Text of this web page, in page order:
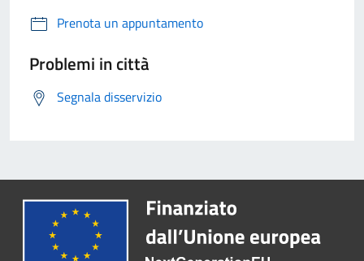
Prenota un appuntamento
Problemi in città
Segnala disservizio